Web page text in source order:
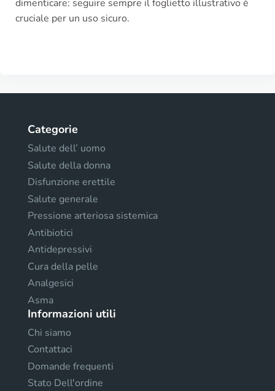
dimenticare: seguire sempre il foglietto illustrativo è
cruciale per un uso sicuro.
Categorie
Salute dell’ uomo
Salute della donna
Disfunzione erettile
Salute generale
Pressione arteriosa sistemica
Antibiotici
Antidepressivi
Cura della pelle
Analgesici
Asma
Informazioni utili
Chi siamo
Contattaci
Domande frequenti
Stato Dell'ordine